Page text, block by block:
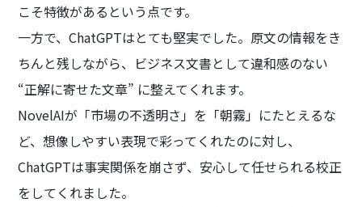
こそ特徴があるという点です。
一方で、ChatGPTはとても堅実でした。原文の情報をき
ちんと残しながら、ビジネス文書として違和感のない
“正解に寄せた文章” に整えてくれます。
NovelAIが「市場の不透明さ」を「朝霧」にたとえるな
ど、想像しやすい表現で彩ってくれたのに対し、
ChatGPTは事実関係を崩さず、安心して任せられる校正
をしてくれました。